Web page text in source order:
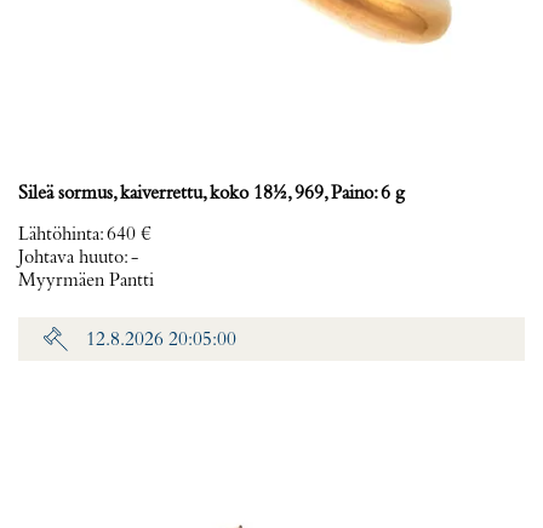
Sileä sormus, kaiverrettu, koko 18½, 969, Paino: 6 g
Lähtöhinta:640 €
Johtava huuto:-
Myyrmäen Pantti
12.8.2026 20:05:00